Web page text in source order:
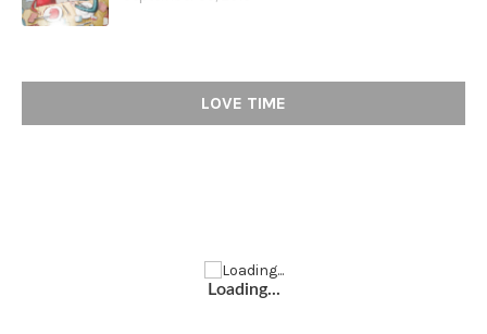
LOVE TIME
Loading...